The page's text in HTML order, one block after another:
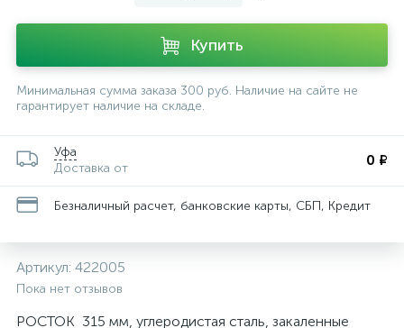
Купить
Минимальная сумма заказа 300 руб. Наличие на сайте не
гарантирует наличие на складе.
Уфа
Доставка от
0 ₽
Безналичный расчет, банковские карты, СБП, Кредит
Артикул: 422005
Пока нет отзывов
РОСТОК 315 мм, углеродистая сталь, закаленные